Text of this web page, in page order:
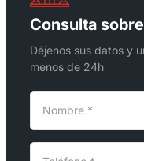
Consulta
Déjenos sus datos y
menos de 24h